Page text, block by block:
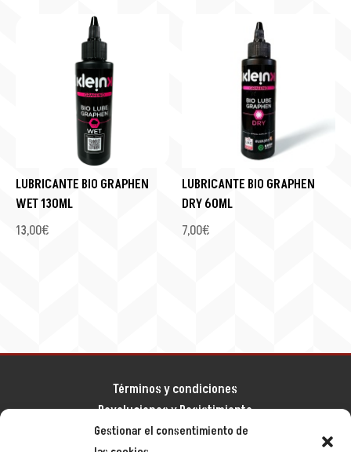
Gestionar el consentimiento de
LUBRICANTE BIO GRAPHEN
WET 130ML
13,00€
LUBRICANTE BIO GRAPHEN
DRY 60ML
7,00€
Términos y condiciones
Devoluciones y Desistimiento
Aviso legal